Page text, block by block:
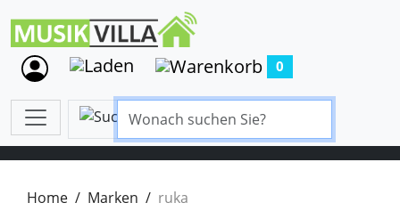
0
Home Marken ruka